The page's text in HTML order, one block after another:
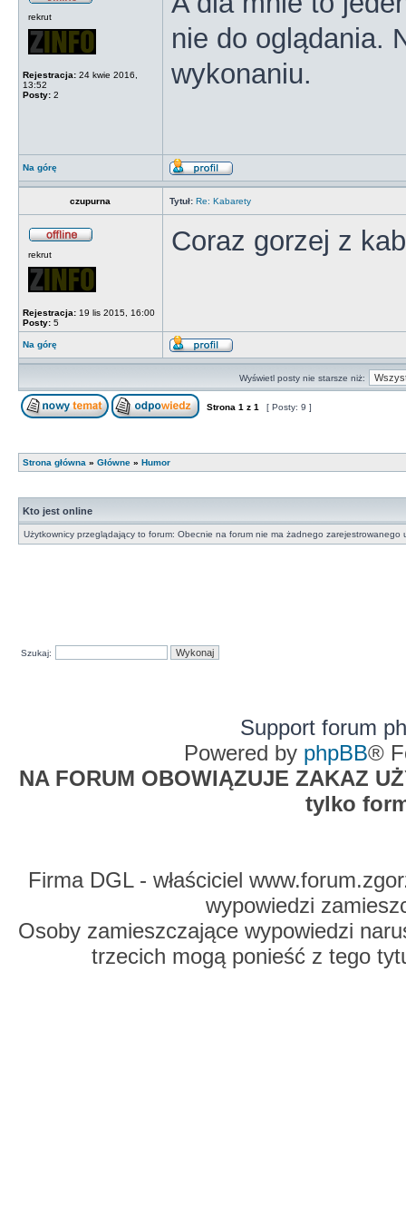
rekrut
Rejestracja: 24 kwie 2016,
13:52
Posty: 2
nie do oglądania.
wykonaniu.
Na górę
czupurna Tytuł: Re: Kabarety
rekrut
Rejestracja: 19 lis 2015, 16:00
Posty: 5
Coraz gorzej z
Na górę
Wyświetl posty nie starsze niż:
Strona 1 z 1 [ Posty: 9 ]
Strona główna » Główne » Humor
Kto jest online
Użytkownicy przeglądający to forum: Obecnie na forum nie ma żadnego zarejestrowanego
Szukaj:
Support forum
Powered by phpBB®
NA FORUM OBOWIĄZUJE ZAKAZ
tylko
Firma DGL - właściciel
wypowiedzi
Osoby zamieszczające wypowiedzi
trzecich mogą ponieść z tego